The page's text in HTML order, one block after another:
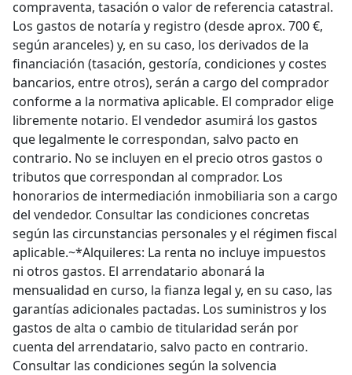
compraventa, tasación o valor de referencia catastral.
Los gastos de notaría y registro (desde aprox. 700 €,
según aranceles) y, en su caso, los derivados de la
financiación (tasación, gestoría, condiciones y costes
bancarios, entre otros), serán a cargo del comprador
conforme a la normativa aplicable. El comprador elige
libremente notario. El vendedor asumirá los gastos
que legalmente le correspondan, salvo pacto en
contrario. No se incluyen en el precio otros gastos o
tributos que correspondan al comprador. Los
honorarios de intermediación inmobiliaria son a cargo
del vendedor. Consultar las condiciones concretas
según las circunstancias personales y el régimen fiscal
aplicable.~*Alquileres: La renta no incluye impuestos
ni otros gastos. El arrendatario abonará la
mensualidad en curso, la fianza legal y, en su caso, las
garantías adicionales pactadas. Los suministros y los
gastos de alta o cambio de titularidad serán por
cuenta del arrendatario, salvo pacto en contrario.
Consultar las condiciones según la solvencia